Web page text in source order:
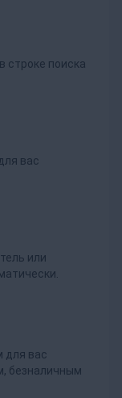
строке поиска
вас
или
для вас
безналичным